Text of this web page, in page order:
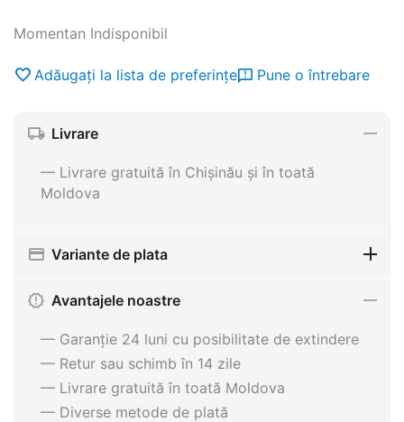
Momentan Indisponibil
Adăugați la lista de preferințe Pune o întrebare
Livrare
— Livrare gratuită în Chișinău și în toată
Moldova
Variante de plata
Avantajele noastre
— Garanție 24 luni cu posibilitate de extindere
— Retur sau schimb în 14 zile
— Livrare gratuită în toată Moldova
— Diverse metode de plată